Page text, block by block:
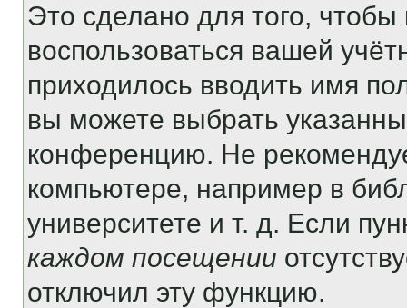
Это сделано для того, чтобы
воспользоваться вашей
приходилось вводить имя
вы можете выбрать
конференцию. Не
компьютере, например в
университете и т. д. Если
каждом посещении
отключил эту функцию.